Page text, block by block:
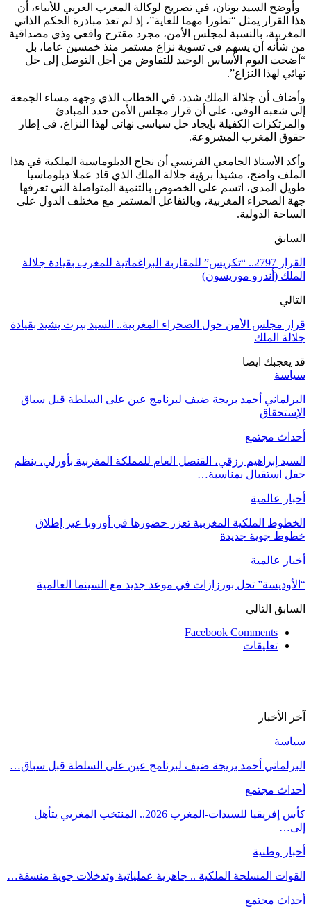
السيد بوتان، في تصريح لوكالة المغرب العربي للأنباء، أن
القرار يمثل “تطورا مهما للغاية”، إذ لم تعد مبادرة الحكم الذاتي
بالنسبة لمجلس الأمن، مجرد مقترح واقعي وذي مصداقية
شأنه أن يسهم في تسوية نزاع مستمر منذ خمسين عاما، بل
اليوم الأساس الوحيد للتفاوض من أجل التوصل إلى حل
لهذا النزاع”.
أن جلالة الملك شدد، في الخطاب الذي وجهه مساء الجمعة
شعبه الوفي، على أن قرار مجلس الأمن حدد المبادئ
الكفيلة بإيجاد حل سياسي نهائي لهذا النزاع، في إطار
المغرب المشروعة.
الأستاذ الجامعي الفرنسي أن نجاح الدبلوماسية الملكية في هذا
واضح، مشيدا برؤية جلالة الملك الذي قاد عملا دبلوماسيا
المدى، اتسم على الخصوص بالتنمية المتواصلة التي تعرفها
الصحراء المغربية، وبالتفاعل المستمر مع مختلف الدول على
الدولية.
القرار 2797.. “تكريس” للمقاربة البراغماتية للمغرب بقيادة جلالة
(أندرو موريسون)
مجلس الأمن حول الصحراء المغربية.. السيد بيرت يشيد بقيادة
الملك
يعجبك ايضا
أحمد بريجة ضيف لبرنامج عين على السلطة قبل سباق
مجتمع
إبراهيم رزقي، القنصل العام للمملكة المغربية بأورلي، ينظم
استقبال بمناسبة…
عالمية
الملكية المغربية تعزز حضورها في أوروبا عبر إطلاق
جوية جديدة
عالمية
تحل بورزازات في موعد جديد مع السينما العالمية
التالي
Facebook Comments
تعليقات
الأخبار
أحمد بريجة ضيف لبرنامج عين على السلطة قبل سباق…
مجتمع
كأس إفريقيا للسيدات-المغرب 2026.. المنتخب المغربي يتأهل
وطنية
المسلحة الملكية .. جاهزية عملياتية وتدخلات جوية منسقة…
مجتمع